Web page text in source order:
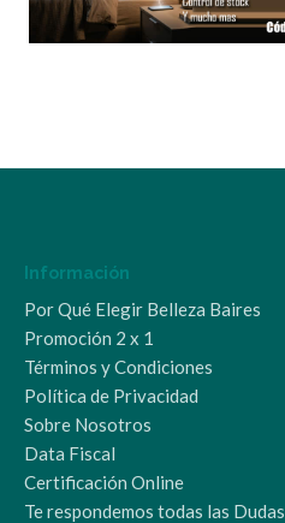
Información
Por Qué Elegir Belleza Baires
Promoción 2 x 1
Términos y Condiciones
Política de Privacidad
Sobre Nosotros
Data Fiscal
Certificación Online
Te respondemos todas las Dudas